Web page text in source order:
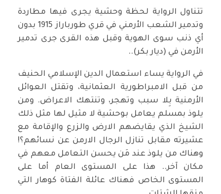
تتناول الرواية لحظة وحشية يجرى فيها مطاردة
وتدمير الشعب الأرمني في قري طورباراز 1915 بدون
أي ذنب سوى الهوية وقبل هذه القرى جرى تدمير
الأرمن في (ديار بكر)..
في الرواية يساء استعمال الدين الإسلامي الحنيف
من قبل الامبراطورية العثمانية، وتقتل العوائل
الأرمنية بِلا سبب وتهجر، وتنتهك الاعراض. ومن
يلوذ بمسلم يعامل بوحشية لا مثيل لها مثل ذلك
الشيخ الذي يقايضهم الارض والزرع والإقامة مع
عشيرته مقابل تنازل الرجال الارمن عن نسائهم؟!
وهناك من يلوذ عند مَن يحسن التعامل معهم في
مكان آخر.. هذا على المستوى العام أما على
المستوى الخاص فهناك عائلة الفتاة كوهار التي